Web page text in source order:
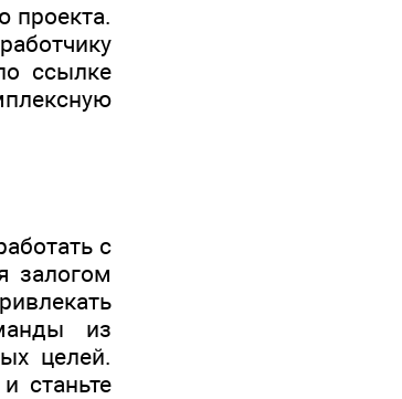
проекта.
ссылке
с
залогом
из
целей.
станьте